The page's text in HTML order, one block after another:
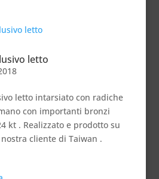
letto
letto intarsiato con radiche
con importanti bronzi
kt . Realizzato e prodotto su
cliente di Taiwan .